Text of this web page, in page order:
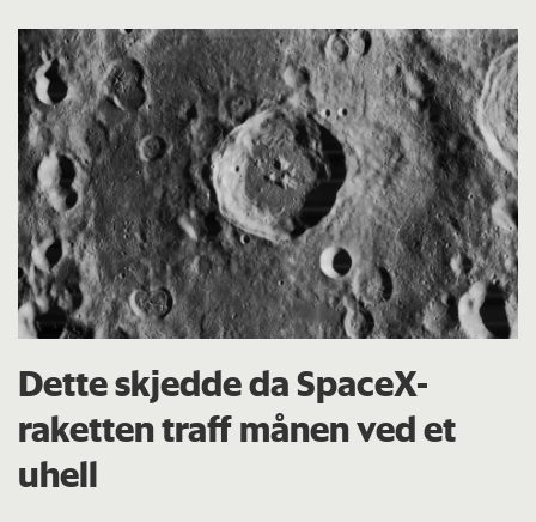
Dette skjedde da SpaceX-
raketten traff månen ved et
uhell